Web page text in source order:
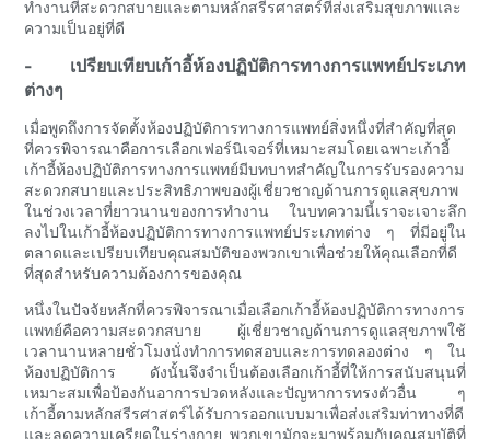
ทำงานที่สะดวกสบายและตามหลักสรีรศาสตร์ที่ส่งเสริมสุขภาพและ
ความเป็นอยู่ที่ดี
- เปรียบเทียบเก้าอี้ห้องปฏิบัติการทางการแพทย์ประเภท
ต่างๆ
เมื่อพูดถึงการจัดตั้งห้องปฏิบัติการทางการแพทย์สิ่งหนึ่งที่สำคัญที่สุด
ที่ควรพิจารณาคือการเลือกเฟอร์นิเจอร์ที่เหมาะสมโดยเฉพาะเก้าอี้
เก้าอี้ห้องปฏิบัติการทางการแพทย์มีบทบาทสำคัญในการรับรองความ
สะดวกสบายและประสิทธิภาพของผู้เชี่ยวชาญด้านการดูแลสุขภาพ
ในช่วงเวลาที่ยาวนานของการทำงาน ในบทความนี้เราจะเจาะลึก
ลงไปในเก้าอี้ห้องปฏิบัติการทางการแพทย์ประเภทต่าง ๆ ที่มีอยู่ใน
ตลาดและเปรียบเทียบคุณสมบัติของพวกเขาเพื่อช่วยให้คุณเลือกที่ดี
ที่สุดสำหรับความต้องการของคุณ
หนึ่งในปัจจัยหลักที่ควรพิจารณาเมื่อเลือกเก้าอี้ห้องปฏิบัติการทางการ
แพทย์คือความสะดวกสบาย ผู้เชี่ยวชาญด้านการดูแลสุขภาพใช้
เวลานานหลายชั่วโมงนั่งทำการทดสอบและการทดลองต่าง ๆ ใน
ห้องปฏิบัติการ ดังนั้นจึงจำเป็นต้องเลือกเก้าอี้ที่ให้การสนับสนุนที่
เหมาะสมเพื่อป้องกันอาการปวดหลังและปัญหาการทรงตัวอื่น ๆ
เก้าอี้ตามหลักสรีรศาสตร์ได้รับการออกแบบมาเพื่อส่งเสริมท่าทางที่ดี
และลดความเครียดในร่างกาย พวกเขามักจะมาพร้อมกับคุณสมบัติที่